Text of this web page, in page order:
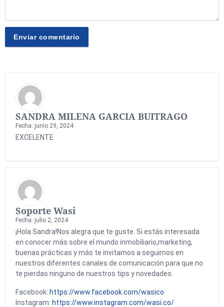
SANDRA MILENA GARCIA BUITRAGO
Fecha: junio 29, 2024
EXCELENTE
Soporte Wasi
Fecha: julio 2, 2024
¡Hola Sandra!Nos alegra que te guste. Si estás interesada
en conocer más sobre el mundo inmobiliario,marketing,
buenas prácticas y más te invitamos a seguirnos en
nuestros diferentes canales de comunicación para que no
te pierdas ninguno de nuestros tips y novedades.
Facebook: https://www.facebook.com/wasico
Instagram: https://www.instagram.com/wasi.co/